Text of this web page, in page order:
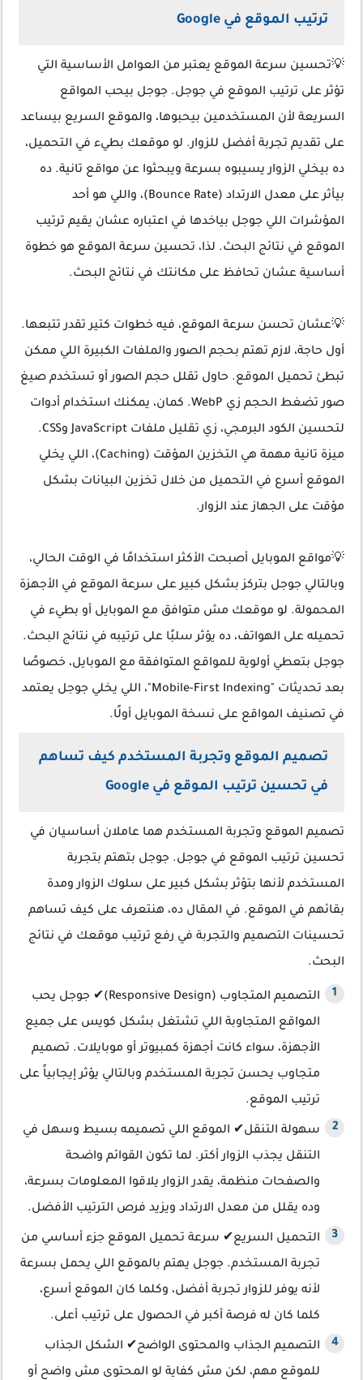
ترتيب الموقع في Google
💡تحسين سرعة الموقع يعتبر من العوامل الأساسية التي
تؤثر على ترتيب الموقع في جوجل. جوجل بيحب المواقع
السريعة لأن المستخدمين بيحبوها، والموقع السريع بيساعد
على تقديم تجربة أفضل للزوار. لو موقعك بطيء في التحميل،
ده بيخلي الزوار يسيبوه بسرعة ويبحثوا عن مواقع تانية. ده
بيأثر على معدل الارتداد (Bounce Rate)، واللي هو أحد
المؤشرات اللي جوجل بياخدها في اعتباره عشان يقيم ترتيب
الموقع في نتائج البحث. لذا، تحسين سرعة الموقع هو خطوة
أساسية عشان تحافظ على مكانتك في نتائج البحث.
💡عشان تحسن سرعة الموقع، فيه خطوات كتير تقدر تتبعها.
أول حاجة، لازم تهتم بحجم الصور والملفات الكبيرة اللي ممكن
تبطئ تحميل الموقع. حاول تقلل حجم الصور أو تستخدم صيغ
صور تضغط الحجم زي WebP. كمان، يمكنك استخدام أدوات
لتحسين الكود البرمجي، زي تقليل ملفات JavaScript وCSS.
ميزة تانية مهمة هي التخزين المؤقت (Caching)، اللي يخلي
الموقع أسرع في التحميل من خلال تخزين البيانات بشكل
مؤقت على الجهاز عند الزوار.
💡مواقع الموبايل أصبحت الأكثر استخدامًا في الوقت الحالي،
وبالتالي جوجل بتركز بشكل كبير على سرعة الموقع في الأجهزة
المحمولة. لو موقعك مش متوافق مع الموبايل أو بطيء في
تحميله على الهواتف، ده يؤثر سلبًا على ترتيبه في نتائج البحث.
جوجل بتعطي أولوية للمواقع المتوافقة مع الموبايل، خصوصًا
بعد تحديثات "Mobile-First Indexing"، اللي يخلي جوجل يعتمد
في تصنيف المواقع على نسخة الموبايل أولًا.
تصميم الموقع وتجربة المستخدم كيف تساهم
في تحسين ترتيب الموقع في Google
تصميم الموقع وتجربة المستخدم هما عاملان أساسيان في
تحسين ترتيب الموقع في جوجل. جوجل بتهتم بتجربة
المستخدم لأنها بتؤثر بشكل كبير على سلوك الزوار ومدة
بقائهم في الموقع. في المقال ده، هنتعرف على كيف تساهم
تحسينات التصميم والتجربة في رفع ترتيب موقعك في نتائج
البحث.
التصميم المتجاوب (Responsive Design)✔ جوجل يحب
المواقع المتجاوبة اللي تشتغل بشكل كويس على جميع
الأجهزة، سواء كانت أجهزة كمبيوتر أو موبايلات. تصميم
متجاوب يحسن تجربة المستخدم وبالتالي يؤثر إيجابياً على
ترتيب الموقع.
سهولة التنقل✔ الموقع اللي تصميمه بسيط وسهل في
التنقل يجذب الزوار أكتر. لما تكون القوائم واضحة
والصفحات منظمة، يقدر الزوار يلاقوا المعلومات بسرعة،
وده يقلل من معدل الارتداد ويزيد فرص الترتيب الأفضل.
التحميل السريع✔ سرعة تحميل الموقع جزء أساسي من
تجربة المستخدم. جوجل يهتم بالموقع اللي يحمل بسرعة
لأنه يوفر للزوار تجربة أفضل، وكلما كان الموقع أسرع،
كلما كان له فرصة أكبر في الحصول على ترتيب أعلى.
التصميم الجذاب والمحتوى الواضح✔ الشكل الجذاب
للموقع مهم، لكن مش كفاية لو المحتوى مش واضح أو